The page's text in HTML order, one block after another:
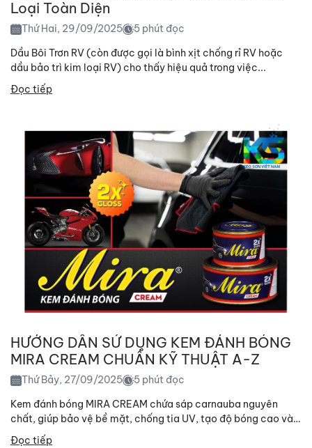
Loại Toàn Diện
Thứ Hai, 29/09/2025
5 phút đọc
Dầu Bôi Trơn RV (còn được gọi là bình xịt chống rỉ RV hoặc
dầu bảo trì kim loại RV) cho thấy hiệu quả trong việc...
Đọc tiếp
HƯỚNG DẪN SỬ DỤNG KEM ĐÁNH BÓNG
MIRA CREAM CHUẨN KỸ THUẬT A-Z
Thứ Bảy, 27/09/2025
5 phút đọc
Kem đánh bóng MIRA CREAM chứa sáp carnauba nguyên
chất, giúp bảo vệ bề mặt, chống tia UV, tạo độ bóng cao và
chống ăn mòn...
Đọc tiếp